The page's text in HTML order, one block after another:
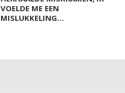
VOELDE ME EEN
MISLUKKELING…